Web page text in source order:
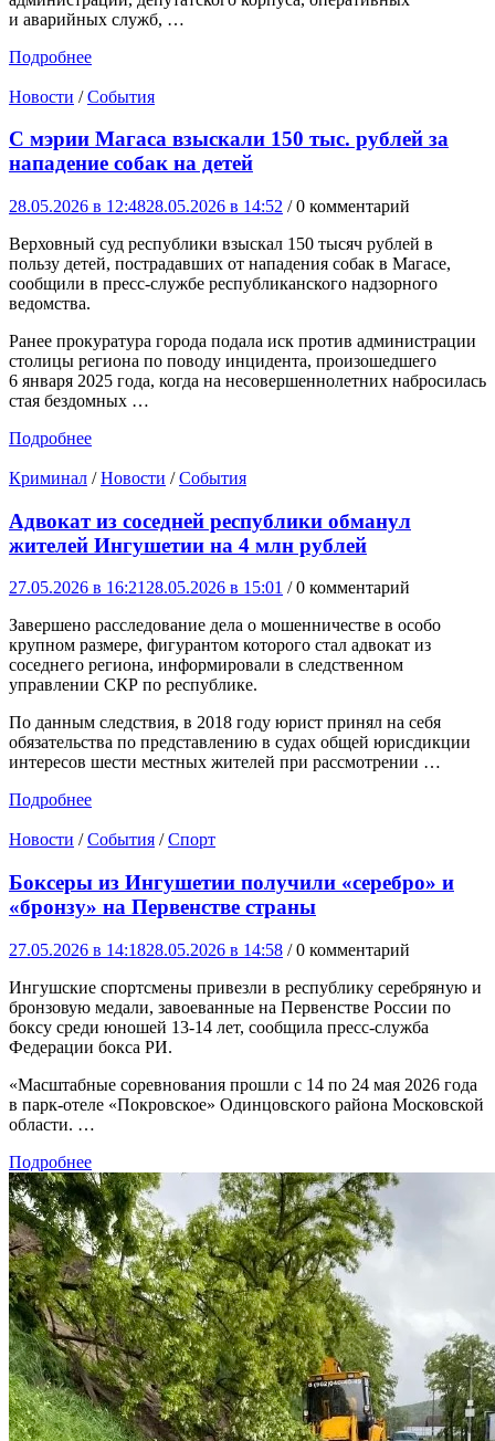
и аварийных служб, …
Подробнее
Новости /События
С мэрии Магаса взыскали 150 тыс. рублей за
нападение собак на детей
28.05.2026 в 12:4828.05.2026 в 14:52 / 0 комментарий
Верховный суд республики взыскал 150 тысяч рублей в
пользу детей, пострадавших от нападения собак в Магасе,
сообщили в пресс-службе республиканского надзорного
ведомства.
Ранее прокуратура города подала иск против администрации
столицы региона по поводу инцидента, произошедшего
6 января 2025 года, когда на несовершеннолетних набросилась
стая бездомных …
Подробнее
Криминал /Новости /События
Адвокат из соседней республики обманул
жителей Ингушетии на 4 млн рублей
27.05.2026 в 16:21 28.05.2026 в 15:01 / 0 комментарий
Завершено расследование дела о мошенничестве в особо
крупном размере, фигурантом которого стал адвокат из
соседнего региона, информировали в следственном
управлении СКР по республике.
По данным следствия, в 2018 году юрист принял на себя
обязательства по представлению в судах общей юрисдикции
интересов шести местных жителей при рассмотрении …
Подробнее
Новости /События /Спорт
Боксеры из Ингушетии получили «серебро» и
«бронзу» на Первенстве страны
27.05.2026 в 14:1828.05.2026 в 14:58 / 0 комментарий
Ингушские спортсмены привезли в республику серебряную и
бронзовую медали, завоеванные на Первенстве России по
боксу среди юношей 13-14 лет, сообщила пресс-служба
Федерации бокса РИ.
«Масштабные соревнования прошли с 14 по 24 мая 2026 года
в парк-отеле «Покровское» Одинцовского района Московской
области. …
Подробнее